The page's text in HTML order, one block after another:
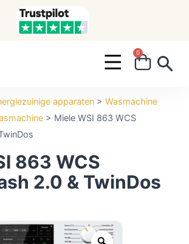
0
apparaten > Wasmachine
> Miele WSI 863 WCS
863 WCS
2.0 & TwinDos